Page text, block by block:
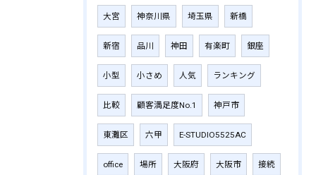
大宮 神奈川県 埼玉県 新橋
新宿 品川 神田 有楽町 銀座
小型 小さめ 人気 ランキング
比較 顧客満足度No.1 神戸市
東灘区 六甲 E-STUDIO5525AC
office 場所 大阪府 大阪市 接続